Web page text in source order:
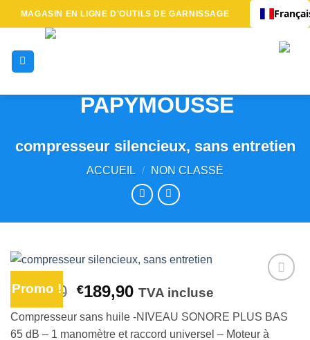
Passer
au
MAGASIN EN LIGNE D'OUTILS DE GARNISSAGE
compresseur silencieux, sans entretien
ACCUEIL / NON CLASSÉ
Promo !
d’envies
€199,90 Le
prix
initial
€189,90Le
prix
actuel
TVA incluse
Compresseur sans huile -NIVEAU SONORE PLUS BAS
65 dB – 1 manomètre et raccord universel – Moteur à